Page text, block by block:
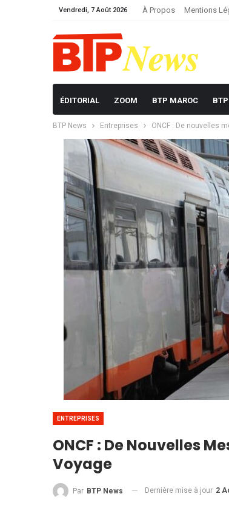
Vendredi, 7 Août 2026 À Propos Mentions
ÉDITORIAL ZOOM BTP MAROC
BTP News Entreprises ONCF : De nouvelles
ENTREPRISES
ONCF : De Nouvelles
Voyage
Par BTP News Dernière mise à jour 2